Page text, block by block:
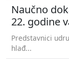
Naučno
22. godine
Predstavnici
hlađ...